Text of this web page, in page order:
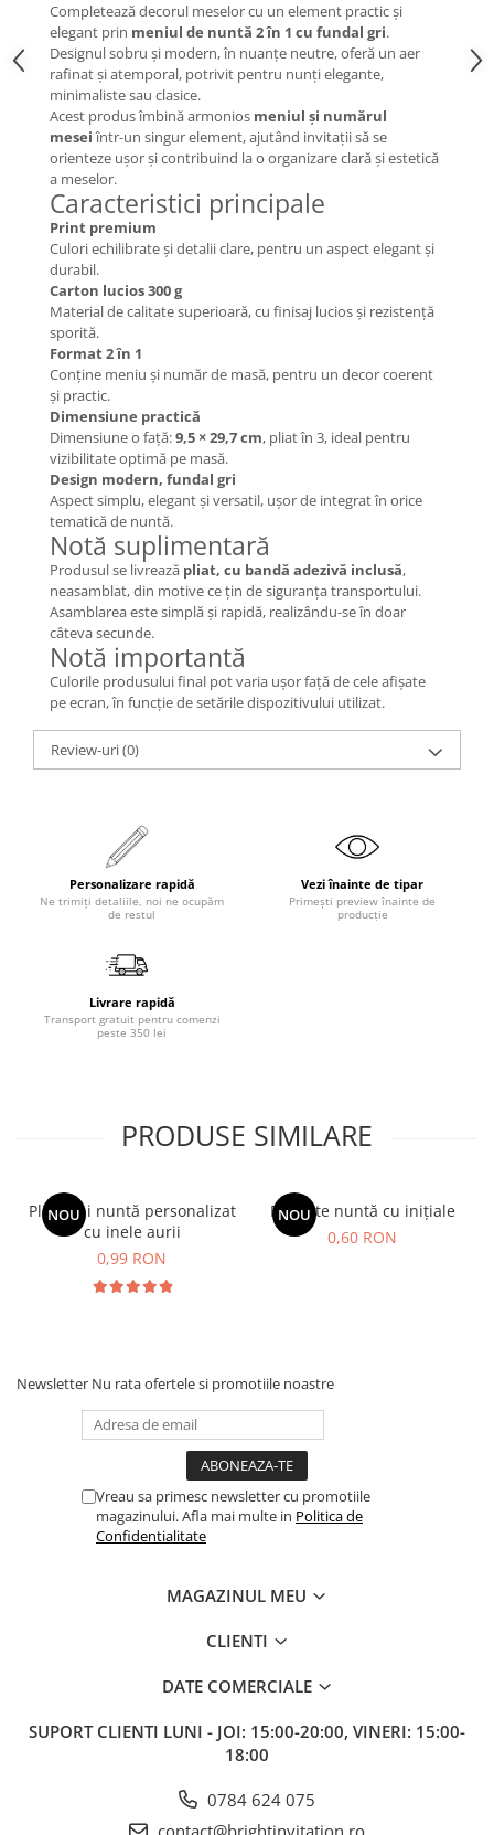
Completează decorul meselor cu un element practic și
elegant prin meniul de nuntă 2 în 1 cu fundal gri.
Designul sobru și modern, în nuanțe neutre, oferă un aer
rafinat și atemporal, potrivit pentru nunți elegante,
minimaliste sau clasice.
Acest produs îmbină armonios meniul și numărul
meseiîntr-un singur element, ajutând invitații să se
orienteze ușor și contribuind la o organizare clară și estetică
a meselor.
Caracteristici principale
Print premium
Culori echilibrate și detalii clare, pentru un aspect elegant și
durabil.
Carton lucios 300 g
Material de calitate superioară, cu finisaj lucios și rezistență
sporită.
Format 2 în 1
Conține meniu și număr de masă, pentru un decor coerent
și practic.
Dimensiune practică
Dimensiune o față:9,5 × 29,7 cm, pliat în 3, ideal pentru
vizibilitate optimă pe masă.
Design modern, fundal gri
Aspect simplu, elegant și versatil, ușor de integrat în orice
tematică de nuntă.
Notă suplimentară
Produsul se livrează pliat, cu bandă adezivă inclusă,
neasamblat, din motive ce țin de siguranța transportului.
Asamblarea este simplă și rapidă, realizându-se în doar
câteva secunde.
Notă importantă
Culorile produsului final pot varia ușor față de cele afișate
pe ecran, în funcție de setările dispozitivului utilizat.
Review-uri(0)
Personalizare rapidă
Ne trimiți detaliile, noi ne ocupăm
de restul
Vezi înainte de tipar
Primești preview înainte de
producție
Livrare rapidă
Transport gratuit pentru comenzi
peste 350 lei
PRODUSE SIMILARE
NOU
Plic bani nuntă personalizat
cu inele aurii
0,99 RON
NOU
Etichete nuntă cu inițiale
0,60 RON
Newsletter Nu rata ofertele si promotiile noastre
Vreau sa primesc newsletter cu promotiile
magazinului. Afla mai multe in Politica de
Confidentialitate
MAGAZINUL MEU
CLIENTI
DATE COMERCIALE
SUPORT CLIENTI LUNI - JOI: 15:00-20:00, VINERI: 15:00-
18:00
0784 624 075
contact@brightinvitation.ro